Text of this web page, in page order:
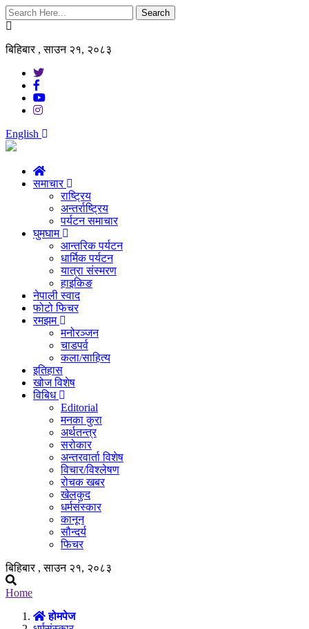
Search
बिहिबार , साउन २१, २०८३
English
समाचार
राष्ट्रिय
अन्तर्राष्ट्रिय
पर्यटन समाचार
घुमघाम
आन्तरिक पर्यटन
धार्मिक पर्यटन
यात्रा संस्मरण
हाइकिङ
नेपाली स्वाद
फोटो फिचर
रमझम
मनोरञ्जन
चाडपर्व
कला/साहित्य
इतिहास
खोज विशेष
विबिध
Editorial
मनका कुरा
अर्थतन्त्र
सरोकार
अन्तरवार्ता विशेष
विचार/विश्लेषण
रोचक खबर
खेलकुद
धर्मसंस्कार
कानून
सौन्दर्य
फिचर
बिहिबार , साउन २१, २०८३
Home
होमपेज